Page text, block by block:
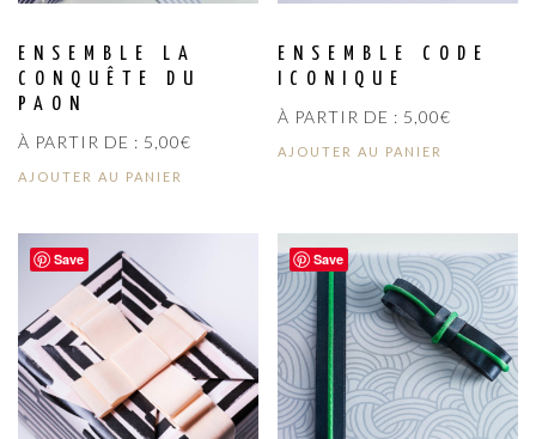
ENSEMBLE LA
CONQUÊTE DU
PAON
À PARTIR DE : 5,00€
AJOUTER AU PANIER
ENSEMBLE CODE
ICONIQUE
À PARTIR DE : 5,00€
AJOUTER AU PANIER
Save Save